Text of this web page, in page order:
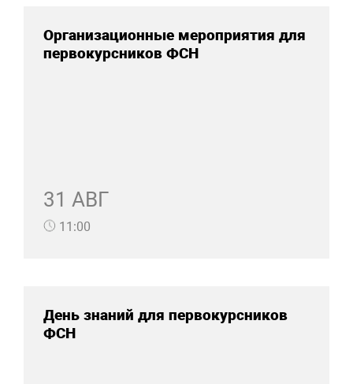
Организационные мероприятия для
первокурсников ФСН
31 АВГ
11:00
День знаний для первокурсников
ФСН